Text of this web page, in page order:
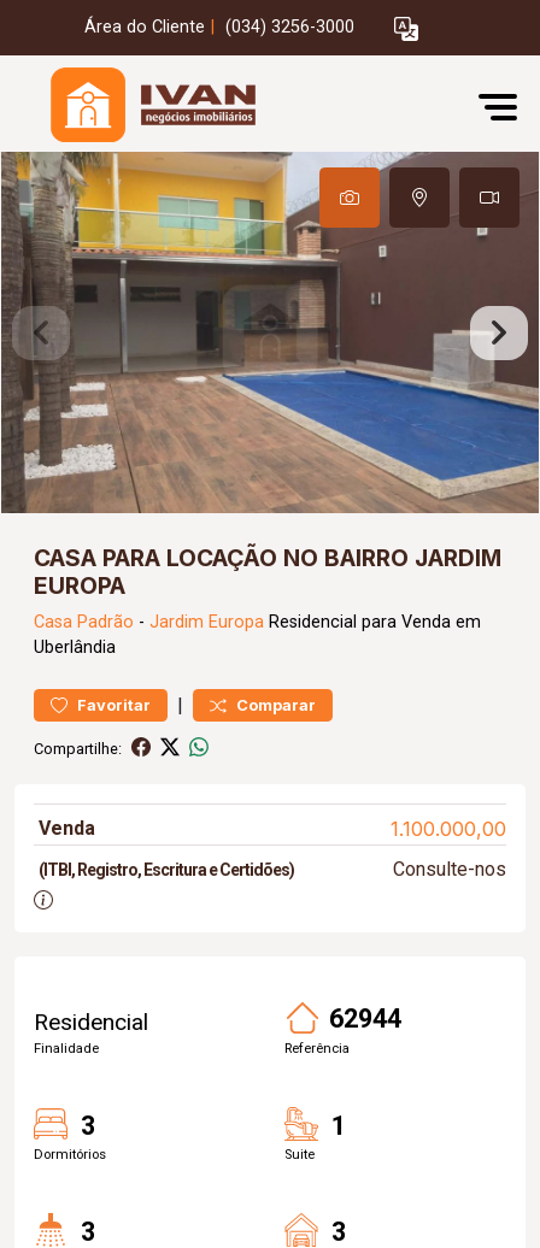
Área do Cliente (034) 3256-3000
CASA PARA LOCAÇÃO NO BAIRRO JARDIM
EUROPA
Casa Padrão - Jardim Europa Residencial para Venda em
Uberlândia
Favoritar | Comparar
Compartilhe:
Venda 1.100.000,00
(ITBI, Registro, Escritura e Certidões) Consulte-nos
Residencial
Finalidade
62944
Referência
3
Dormitórios
1
Suite
3 3